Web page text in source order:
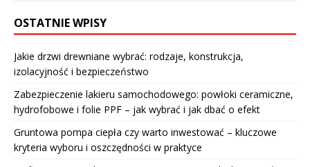
OSTATNIE WPISY
Jakie drzwi drewniane wybrać: rodzaje, konstrukcja,
izolacyjność i bezpieczeństwo
Zabezpieczenie lakieru samochodowego: powłoki ceramiczne,
hydrofobowe i folie PPF – jak wybrać i jak dbać o efekt
Gruntowa pompa ciepła czy warto inwestować – kluczowe
kryteria wyboru i oszczędności w praktyce